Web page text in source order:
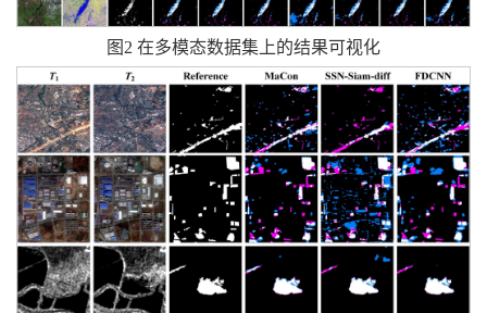
图2 在多模态数据集上的结果可视化